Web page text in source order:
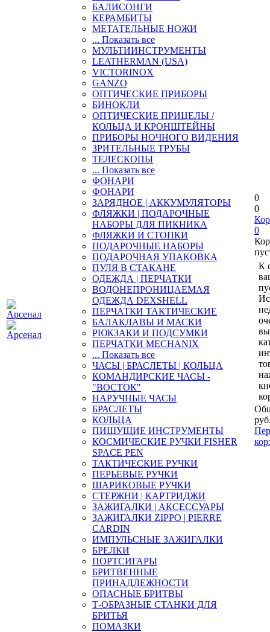
БАЛИСОНГИ
КЕРАМБИТЫ
МЕТАТЕЛЬНЫЕ НОЖИ
... Показать все
МУЛЬТИИНСТРУМЕНТЫ
LEATHERMAN (USA)
VICTORINOX
GANZO
ОПТИЧЕСКИЕ ПРИБОРЫ
БИНОКЛИ
ОПТИЧЕСКИЕ ПРИЦЕЛЫ /
КОЛЬЦА И КРОНШТЕЙНЫ
ПРИБОРЫ НОЧНОГО ВИДЕНИЯ
ЗРИТЕЛЬНЫЕ ТРУБЫ
ТЕЛЕСКОПЫ
... Показать все
ФОНАРИ
ФОНАРИ
ЗАРЯДНОЕ | АККУМУЛЯТОРЫ
ФЛЯЖКИ | ПОДАРОЧНЫЕ
НАБОРЫ ДЛЯ ПИКНИКА
ФЛЯЖКИ И СТОПКИ
ПОДАРОЧНЫЕ НАБОРЫ
ПОДАРОЧНАЯ УПАКОВКА
ПУЛЯ В СТАКАНЕ
ОДЕЖДА | ПЕРЧАТКИ
ВОДОНЕПРОНИЦАЕМАЯ
ОДЕЖДА DEXSHELL
ПЕРЧАТКИ ТАКТИЧЕСКИЕ
БАЛАКЛАВЫ И МАСКИ
РЮКЗАКИ И ПОДСУМКИ
ПЕРЧАТКИ MECHANIX
... Показать все
ЧАСЫ | БРАСЛЕТЫ | КОЛЬЦА
КОМАНДИРСКИЕ ЧАСЫ -
"ВОСТОК"
НАРУЧНЫЕ ЧАСЫ
БРАСЛЕТЫ
КОЛЬЦА
ПИШУЩИЕ ИНСТРУМЕНТЫ
КОСМИЧЕСКИЕ РУЧКИ FISHER
SPACE PEN
ТАКТИЧЕСКИЕ РУЧКИ
ПЕРЬЕВЫЕ РУЧКИ
ШАРИКОВЫЕ РУЧКИ
СТЕРЖНИ | КАРТРИДЖИ
ЗАЖИГАЛКИ | АКСЕССУАРЫ
ЗАЖИГАЛКИ ZIPPO | PIERRE
CARDIN
ИМПУЛЬСНЫЕ ЗАЖИГАЛКИ
БРЕЛКИ
ПОРТСИГАРЫ
БРИТВЕННЫЕ
ПРИНАДЛЕЖНОСТИ
ОПАСНЫЕ БРИТВЫ
Т-ОБРАЗНЫЕ СТАНКИ ДЛЯ
БРИТЬЯ
ПОМАЗКИ
0
0
0
К